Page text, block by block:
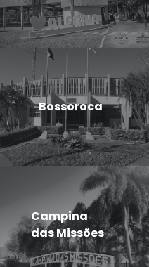
Bossoroca
Campina
das Missões